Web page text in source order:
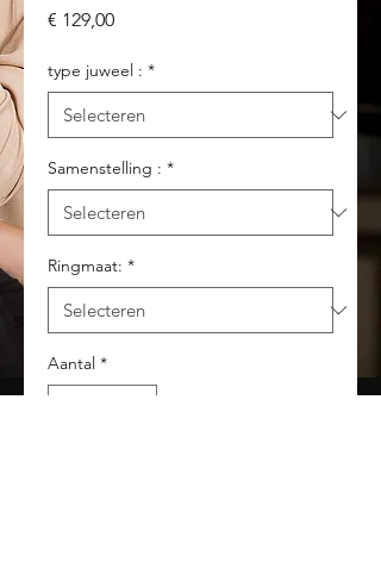
€ 129,00Prijs
type juweel : *
Samenstelling : *
Ringmaat: *
Aantal *